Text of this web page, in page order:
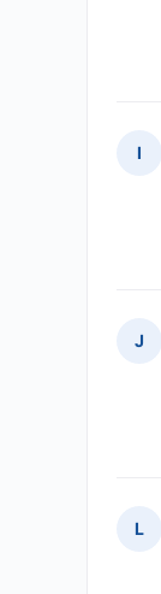
I
J
L